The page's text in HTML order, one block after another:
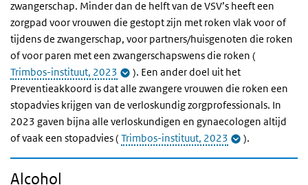
zwangerschap. Minder dan de helft van de VSV’s heeft een
zorgpad voor vrouwen die gestopt zijn met roken vlak voor of
tijdens de zwangerschap, voor partners/huisgenoten die roken
of voor paren met een zwangerschapswens die roken (
Trimbos-instituut, 2023
). Een ander doel uit het
Preventieakkoord is dat alle zwangere vrouwen die roken een
stopadvies krijgen van de verloskundig zorgprofessionals. In
2023 gaven bijna alle verloskundigen en gynaecologen altijd
of vaak een stopadvies ( Trimbos-instituut, 2023 ).
Alcohol